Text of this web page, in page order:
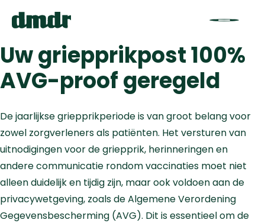
Uw griepprikpost 100%
AVG-proof geregeld
De jaarlijkse griepprikperiode is van groot belang voor
zowel zorgverleners als patiënten. Het versturen van
uitnodigingen voor de griepprik, herinneringen en
andere communicatie rondom vaccinaties moet niet
alleen duidelijk en tijdig zijn, maar ook voldoen aan de
privacywetgeving, zoals de Algemene Verordening
Gegevensbescherming (AVG). Dit is essentieel om de